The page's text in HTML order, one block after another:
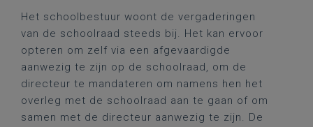
Het schoolbestuur woont de vergaderingen
van de schoolraad steeds bij. Het kan ervoor
opteren om zelf via een afgevaardigde
aanwezig te zijn op de schoolraad, om de
directeur te mandateren om namens hen het
overleg met de schoolraad aan te gaan of om
samen met de directeur aanwezig te zijn. De